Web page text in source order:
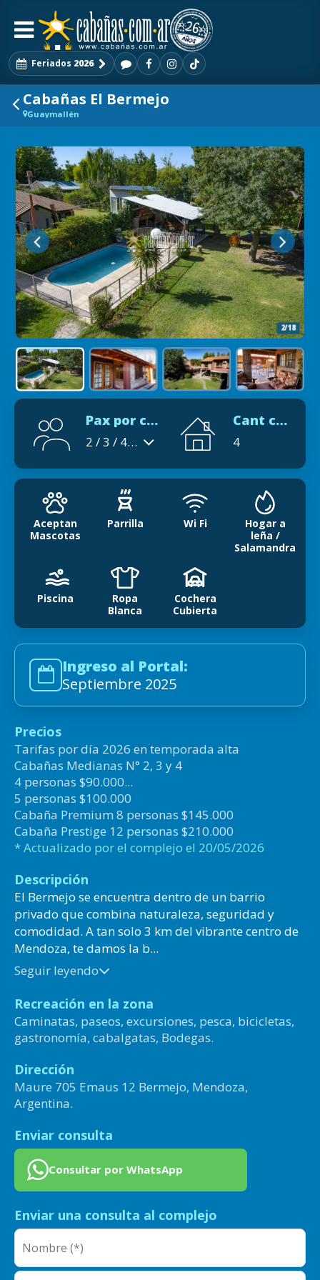
Feriados 2026
Cabañas El Bermejo
Guaymallén
2/18
Pax por cabaña
2 / 3 / 4 / 5 / 6 / 7 / 8 / 9 / 10 / 11 / 12
Cant cabañas
4
Aceptan
Mascotas
Parrilla Wi Fi
Hogar a
leña /
Salamandra
Piscina
Ropa
Blanca
Cochera
Cubierta
Ingreso al Portal:
Septiembre 2025
Precios
Tarifas por día 2026 en temporada alta
Cabañas Medianas N° 2, 3 y 4
4 personas $90.000...
5 personas $100.000
Cabaña Premium 8 personas $145.000
Cabaña Prestige 12 personas $210.000
* Actualizado por el complejo el 20/05/2026
Descripción
El Bermejo se encuentra dentro de un barrio
privado que combina naturaleza, seguridad y
comodidad. A tan solo 3 km del vibrante centro de
Mendoza, te damos la b...
Seguir leyendo
Recreación en la zona
Caminatas, paseos, excursiones, pesca, bicicletas,
gastronomía, cabalgatas, Bodegas.
Dirección
Maure 705 Emaus 12 Bermejo, Mendoza,
Argentina.
Enviar consulta
Consultar por WhatsApp
Enviar una consulta al complejo